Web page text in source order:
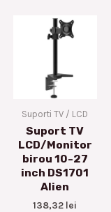
Suporti TV / LCD
Suport TV
LCD/Monitor
birou 10-27
inch DS1701
Alien
138,32 lei